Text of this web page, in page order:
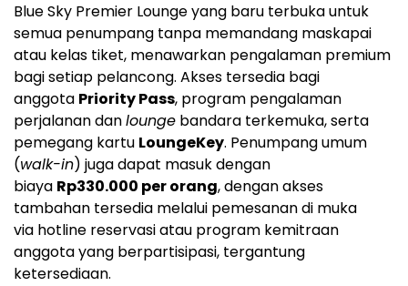
Blue Sky Premier Lounge yang baru terbuka untuk
semua penumpang tanpa memandang maskapai
atau kelas tiket, menawarkan pengalaman premium
bagi setiap pelancong. Akses tersedia bagi
anggota Priority Pass, program pengalaman
perjalanan danlounge bandara terkemuka, serta
pemegang kartu LoungeKey. Penumpang umum
(walk-in) juga dapat masuk dengan
biaya Rp330.000 per orang, dengan akses
tambahan tersedia melalui pemesanan di muka
via hotline reservasi atau program kemitraan
anggota yang berpartisipasi, tergantung
ketersediaan.